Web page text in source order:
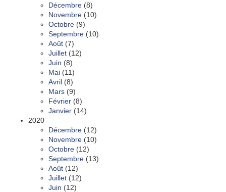
Décembre (8)
Novembre (10)
Octobre (9)
Septembre (10)
Août (7)
Juillet (12)
Juin (8)
Mai (11)
Avril (8)
Mars (9)
Février (8)
Janvier (14)
2020
Décembre (12)
Novembre (10)
Octobre (12)
Septembre (13)
Août (12)
Juillet (12)
Juin (12)